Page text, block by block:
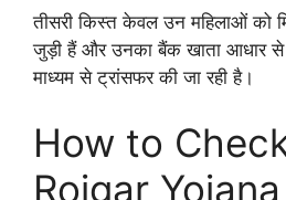
तीसरी किस्त केवल उन महिलाओं को
जुड़ी हैं और उनका बैंक खाता आधार से
माध्यम से ट्रांसफर की जा रही है।
How to
Rojgar